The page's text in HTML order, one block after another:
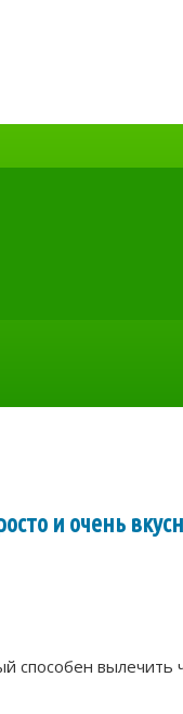
и очень